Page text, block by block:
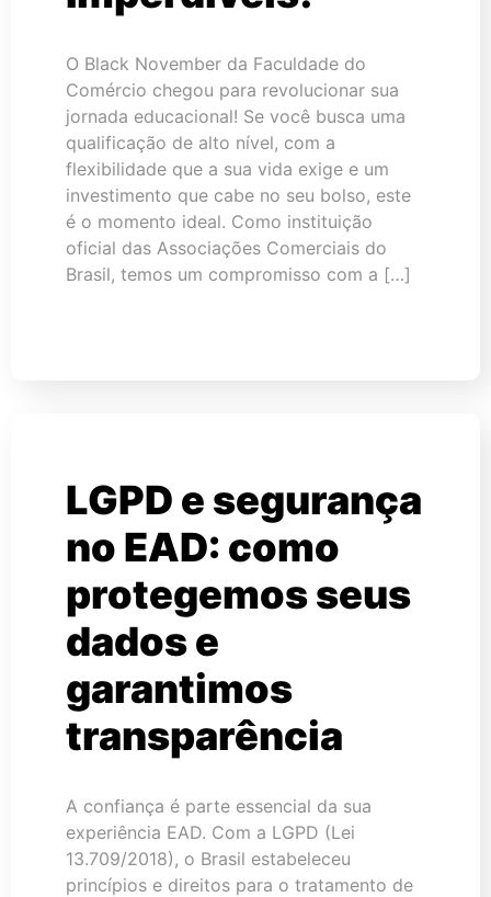
O Black November da Faculdade do
Comércio chegou para revolucionar sua
jornada educacional! Se você busca uma
qualificação de alto nível, com a
flexibilidade que a sua vida exige e um
investimento que cabe no seu bolso, este
é o momento ideal. Como instituição
oficial das Associações Comerciais do
Brasil, temos um compromisso com a […]
LGPD e segurança
no EAD: como
protegemos seus
dados e
garantimos
transparência
A confiança é parte essencial da sua
experiência EAD. Com a LGPD (Lei
13.709/2018), o Brasil estabeleceu
princípios e direitos para o tratamento de